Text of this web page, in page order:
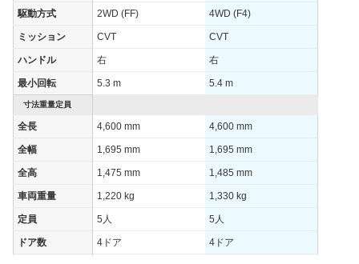
装備オプション
駆動方式 2WD (FF) 4WD (F4)
ミッション CVT CVT
ハンドル 右 右
最小回転 5.3 m 5.4 m
寸法重量定員
全長 4,600 mm 4,600 mm
全幅 1,695 mm 1,695 mm
全高 1,475 mm 1,485 mm
車両重量 1,220 kg 1,330 kg
定員 5人 5人
ドア数 4ドア 4ドア